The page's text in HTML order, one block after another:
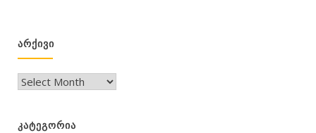
ᲐᲠᲥᲘᲕᲘ
არქივი
ᲙᲐᲢᲔᲒᲝᲠᲘᲐ